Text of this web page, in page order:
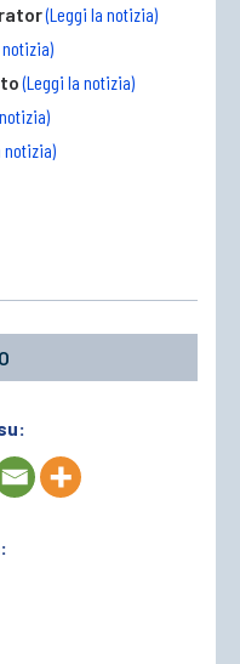
(Leggi la notizia)
(Leggi la notizia)
notizia)